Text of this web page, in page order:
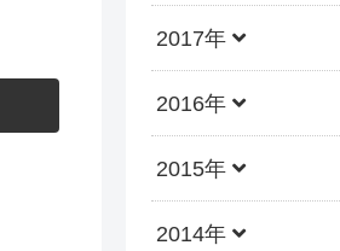
2017年
2016年
2015年
2014年